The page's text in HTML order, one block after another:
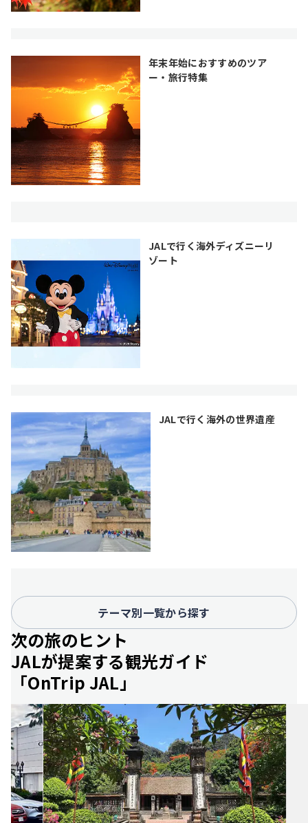
年末年始におすすめのツア
ー・旅行特集
JALで行く海外ディズニーリ
ゾート
JALで行く海外の世界遺産
テーマ別一覧から探す
次の旅のヒント
JALが提案する観光ガイド
「OnTrip JAL」